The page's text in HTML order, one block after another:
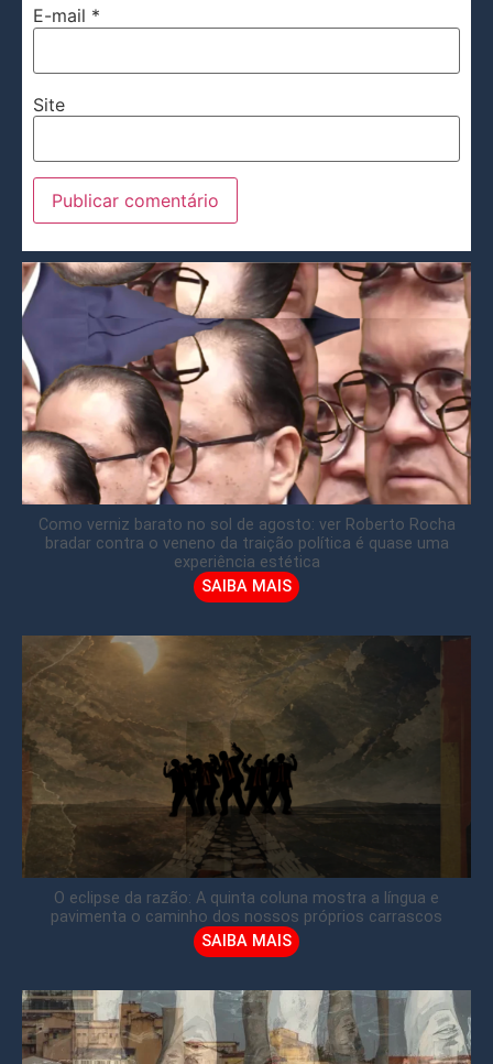
E-mail *
Site
Como verniz barato no sol de agosto: ver Roberto Rocha
bradar contra o veneno da traição política é quase uma
experiência estética
SAIBA MAIS
O eclipse da razão: A quinta coluna mostra a língua e
pavimenta o caminho dos nossos próprios carrascos
SAIBA MAIS